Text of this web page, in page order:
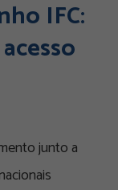
IFC:
junto a